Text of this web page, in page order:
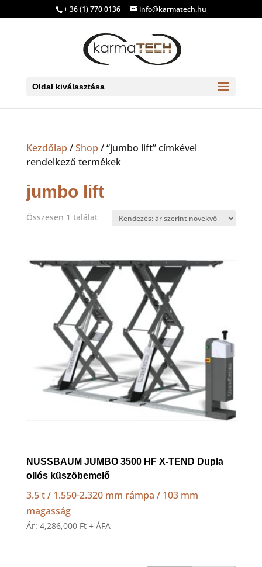
+ 36 (1) 770 0136 info@karmatech.hu
Oldal kiválasztása
Kezdőlap /Shop / “jumbo lift” címkével
rendelkező termékek
jumbo lift
Összesen 1 találat
NUSSBAUM JUMBO 3500 HF X-TEND Dupla
ollós küszöbemelő
3.5 t / 1.550-2.320 mm rámpa / 103 mm
magasság
Ár: 4,286,000 Ft + ÁFA